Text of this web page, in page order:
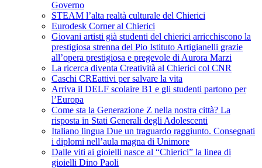
Governo
STEAM l’alta realtà culturale del Chierici
Eurodesk Corner al Chierici
Giovani artisti già studenti del chierici arricchiscono la
prestigiosa strenna del Pio Istituto Artigianelli grazie
all’opera prestigiosa e pregevole di Aurora Marzi
La ricerca diventa Creatività al Chierici col CNR
Caschi CREattivi per salvare la vita
Arriva il DELF scolaire B1 e gli studenti partono per
l’Europa
Come sta la Generazione Z nella nostra città? La
risposta in Stati Generali degli Adolescenti
Italiano lingua Due un traguardo raggiunto. Consegnati
i diplomi nell’aula magna di Unimore
Dalle viti ai gioielli nasce al “Chierici” la linea di
gioielli Dino Paoli